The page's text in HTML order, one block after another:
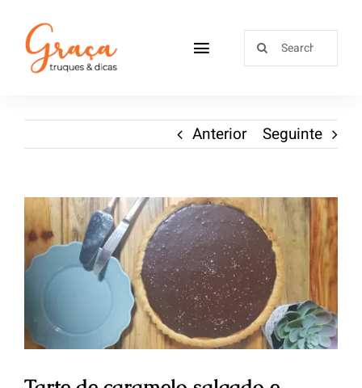
Receitas
Sobre
Loja
Contactos
Anterior Seguinte